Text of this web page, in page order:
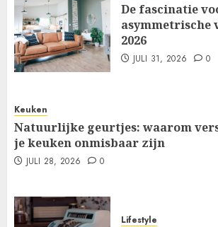
De fascinatie
asymmetrische
2026
JULI 31, 2026 0
Keuken
Natuurlijke geurtjes: waarom
je keuken onmisbaar zijn
JULI 28, 2026 0
Lifestyle